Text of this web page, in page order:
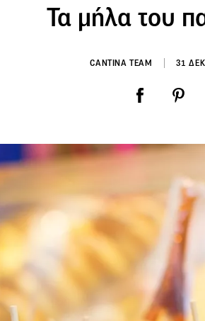
Τα μήλα του
CANTINA TEAM 31